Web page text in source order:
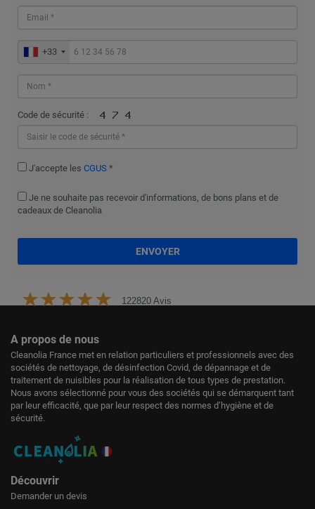
+33
Code de sécurité :
J'accepte les CGUS *
Je ne souhaite pas recevoir d'informations, de bons plans et de
cadeaux de Cleanolia
ENVOYER
122820 Avis
A propos de nous
Cleanolia France met en relation particuliers et professionnels avec des
sociétés de nettoyage, de désinfection Covid, de dépannage et de
traitement de nuisibles pour la réalisation de tous types de prestation.
Nous avons sélectionné pour vous des sociétés qui se démarquent tant
par leur efficacité, que par leur respect des normes d’hygiène et de
sécurité.
Découvrir
Demander un devis